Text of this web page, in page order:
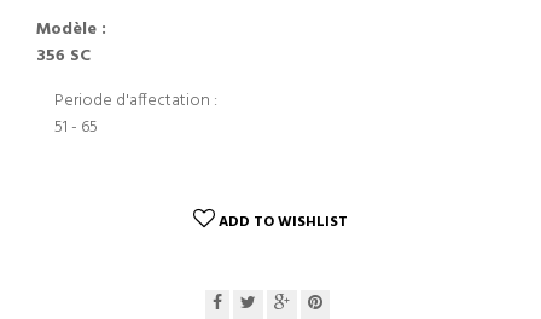
Modèle :
356 SC
Periode d'affectation :
51 - 65
ADD TO WISHLIST